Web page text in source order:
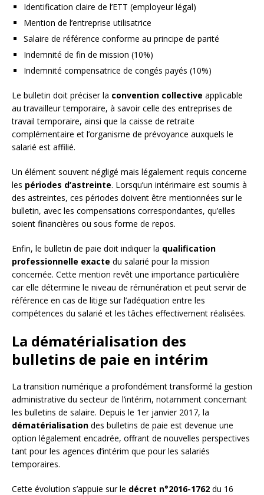
Identification claire de l’ETT (employeur légal)
Mention de l’entreprise utilisatrice
Salaire de référence conforme au principe de parité
Indemnité de fin de mission (10%)
Indemnité compensatrice de congés payés (10%)
Le bulletin doit préciser la convention collective applicable
au travailleur temporaire, à savoir celle des entreprises de
travail temporaire, ainsi que la caisse de retraite
complémentaire et l’organisme de prévoyance auxquels le
salarié est affilié.
Un élément souvent négligé mais légalement requis concerne
les périodes d’astreinte. Lorsqu’un intérimaire est soumis à
des astreintes, ces périodes doivent être mentionnées sur le
bulletin, avec les compensations correspondantes, qu’elles
soient financières ou sous forme de repos.
Enfin, le bulletin de paie doit indiquer la qualification
professionnelle exacte du salarié pour la mission
concernée. Cette mention revêt une importance particulière
car elle détermine le niveau de rémunération et peut servir de
référence en cas de litige sur l’adéquation entre les
compétences du salarié et les tâches effectivement réalisées.
La dématérialisation des
bulletins de paie en intérim
La transition numérique a profondément transformé la gestion
administrative du secteur de l’intérim, notamment concernant
les bulletins de salaire. Depuis le 1er janvier 2017, la
dématérialisation des bulletins de paie est devenue une
option légalement encadrée, offrant de nouvelles perspectives
tant pour les agences d’intérim que pour les salariés
temporaires.
Cette évolution s’appuie sur le décret n°2016-1762 du 16